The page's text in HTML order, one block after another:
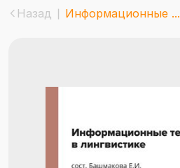
Назад Информационные ...